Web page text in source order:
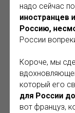
надо сейчас
иностранцев
Россию,
России
Короче, мы
который его
для России
вот француз,